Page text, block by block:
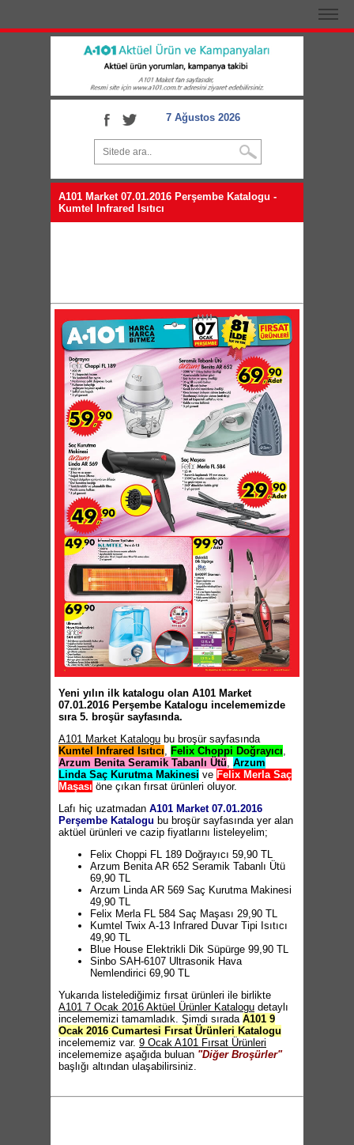
7 Ağustos 2026
A101 Market 07.01.2016 Perşembe Katalogu -
Kumtel Infrared Isıtıcı
Yeni yılın ilk katalogu olan A101 Market
07.01.2016 Perşembe Katalogu incelememizde
sıra 5. broşür sayfasında.
A101 Market Katalogu bu broşür sayfasında
Kumtel Infrared Isıtıcı, Felix Choppi Doğrayıcı,
Arzum Benita Seramik Tabanlı Ütü, Arzum
Linda Saç Kurutma Makinesi ve Felix Merla Saç
Maşası öne çıkan fırsat ürünleri oluyor.
Lafı hiç uzatmadan A101 Market 07.01.2016
Perşembe Katalogu bu broşür sayfasında yer alan
aktüel ürünleri ve cazip fiyatlarını listeleyelim;
Felix Choppi FL 189 Doğrayıcı 59,90 TL
Arzum Benita AR 652 Seramik Tabanlı Ütü
69,90 TL
Arzum Linda AR 569 Saç Kurutma Makinesi
49,90 TL
Felix Merla FL 584 Saç Maşası 29,90 TL
Kumtel Twix A-13 Infrared Duvar Tipi Isıtıcı
49,90 TL
Blue House Elektrikli Dik Süpürge 99,90 TL
Sinbo SAH-6107 Ultrasonik Hava
Nemlendirici 69,90 TL
Yukarıda listelediğimiz fırsat ürünleri ile birlikte
A101 7 Ocak 2016 Aktüel Ürünler Katalogu detaylı
incelememizi tamamladık. Şimdi sırada A101 9
Ocak 2016 Cumartesi Fırsat Ürünleri Katalogu
incelememiz var. 9 Ocak A101 Fırsat Ürünleri
incelememize aşağıda buluan "Diğer Broşürler"
başlığı altından ulaşabilirsiniz.